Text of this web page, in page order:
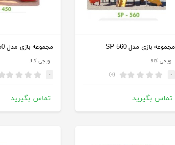
مجموعه بازی مدل SP 560
ویجی کالا
- (۰)
تماس بگیرید
مجموعه بازی مدل SP 450
ویجی کالا
-
تماس بگیرید